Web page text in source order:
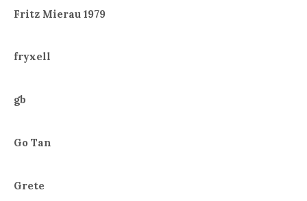
Fritz Mierau 1979
fryxell
gb
Go Tan
Grete